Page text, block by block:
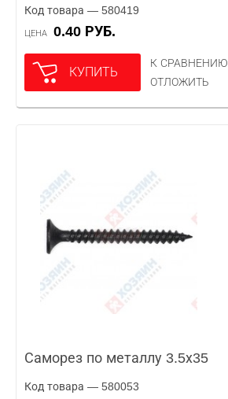
Код товара — 580419
ЦЕНА 0.40 РУБ.
КУПИТЬ
К СРАВНЕНИЮ
ОТЛОЖИТЬ
Саморез по металлу 3.5х35
Код товара — 580053